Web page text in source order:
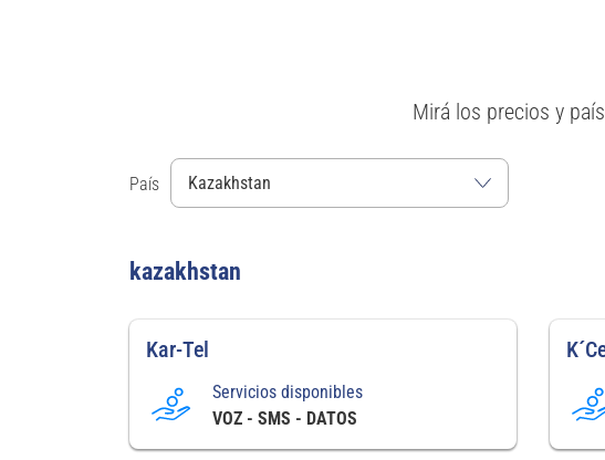
Mirá los precios y
País
kazakhstan
Kar-Tel
Servicios disponibles
VOZ - SMS - DATOS